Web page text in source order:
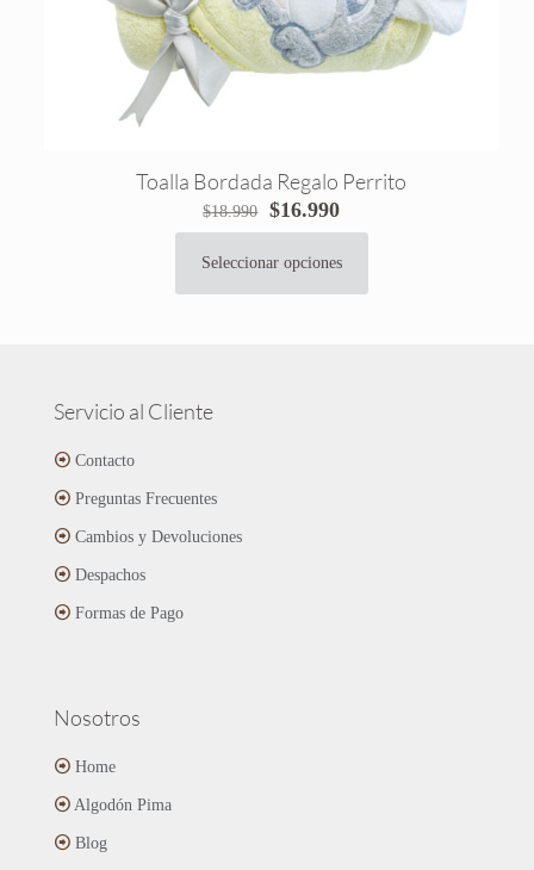
página
de
producto
Toalla Bordada Regalo Perrito
$18.990
El
precio
original
$16.990El
precio
actual
Seleccionar opciones
producto
opciones
elegir
producto
Servicio al Cliente
Contacto
Preguntas Frecuentes
Cambios y Devoluciones
Despachos
Formas de Pago
Nosotros
Home
Algodón Pima
Blog